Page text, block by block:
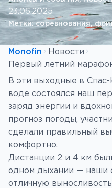
23.06.2025
Метки:соревнования,
Monofin
Новости
Первый летний
В эти выходные в
воде состоялся наш
заряд энергии и
прогноз погоды,
сделали правильный
комфортно.
Дистанции 2 и 4 км
одном дыхании — наши
отличную